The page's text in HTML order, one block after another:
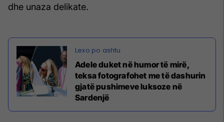
dhe unaza delikate.
Adele duket në humor të mirë,
teksa fotografohet me të dashurin
gjatë pushimeve luksoze në
Sardenjë